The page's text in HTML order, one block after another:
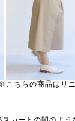
こちらの商品はリ